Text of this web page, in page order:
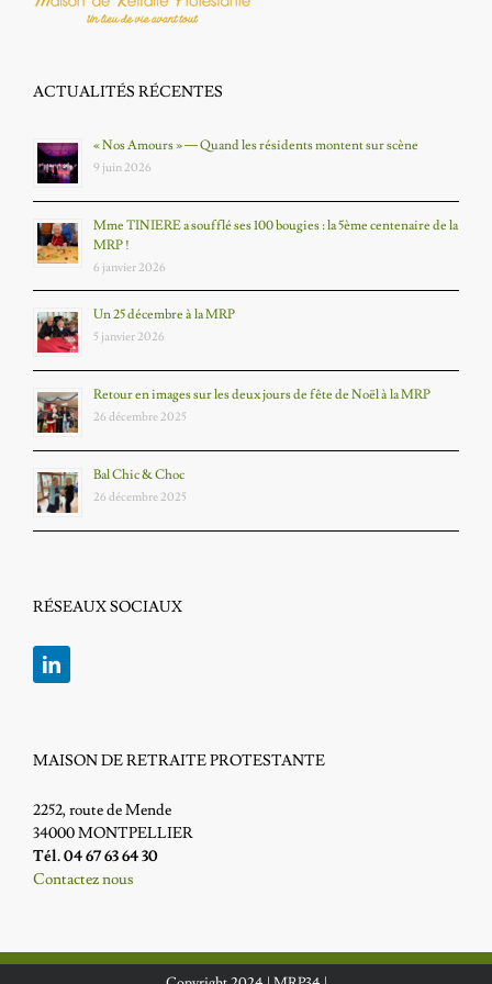
ACTUALITÉS RÉCENTES
« Nos Amours » — Quand les résidents montent sur scène
9 juin 2026
Mme TINIERE a soufflé ses 100 bougies : la 5ème centenaire de la
MRP !
6 janvier 2026
Un 25 décembre à la MRP
5 janvier 2026
Retour en images sur les deux jours de fête de Noël à la MRP
26 décembre 2025
Bal Chic & Choc
26 décembre 2025
RÉSEAUX SOCIAUX
MAISON DE RETRAITE PROTESTANTE
2252, route de Mende
34000 MONTPELLIER
Tél. 04 67 63 64 30
Contactez nous